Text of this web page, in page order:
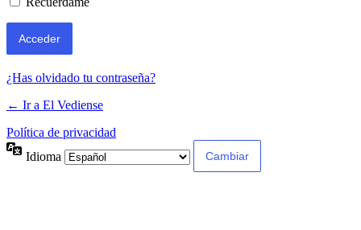
¿Has olvidado tu contraseña?
← Ir a El Vediense
Política de privacidad
Idioma